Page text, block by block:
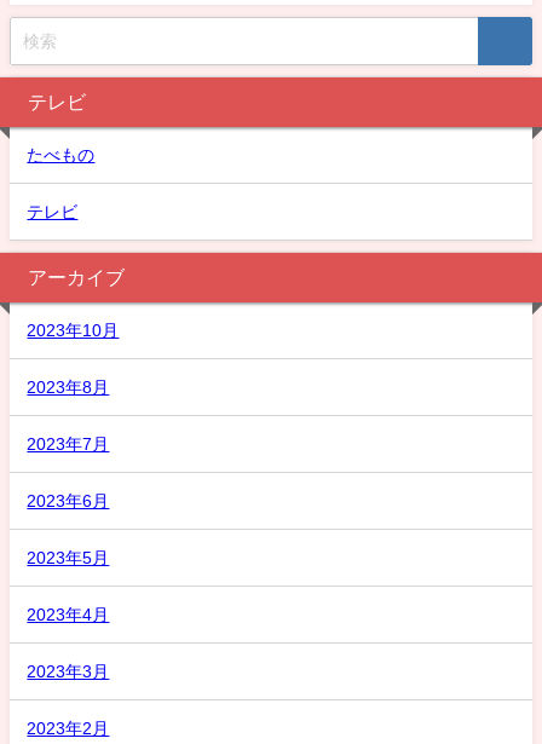
テレビ
たべもの
テレビ
アーカイブ
2023年10月
2023年8月
2023年7月
2023年6月
2023年5月
2023年4月
2023年3月
2023年2月